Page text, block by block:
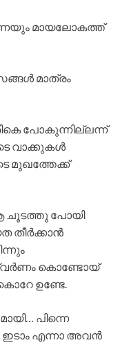
മായലോകത്ത്
മാത്രം
പോകുന്നില്ലന്ന്
വാക്കുകൾ
മുഖത്തേക്ക്
ചൂടത്തു പോയി
തീർക്കാൻ
സ്വർണം കൊണ്ടോയ്
കൊറേ ഉണ്ടേ.
പിന്നെ
ഇടാം എന്നാ അവൻ